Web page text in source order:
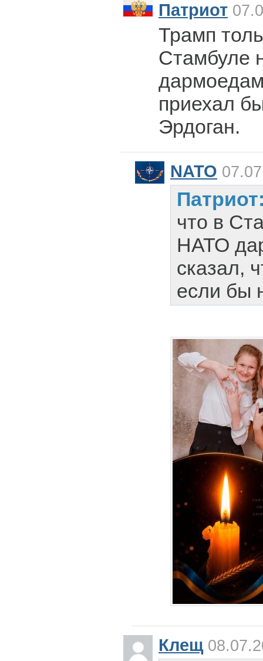
Патриот
Трамп
Стамбуле
приехал
Эрдоган.
NATO
что в
НАТО
сказал,
если бы
Клещ